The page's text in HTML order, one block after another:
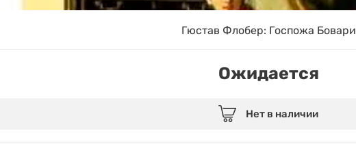
Гюстав Флобер: Госпожа Бовари
Ожидается
Нет в наличии